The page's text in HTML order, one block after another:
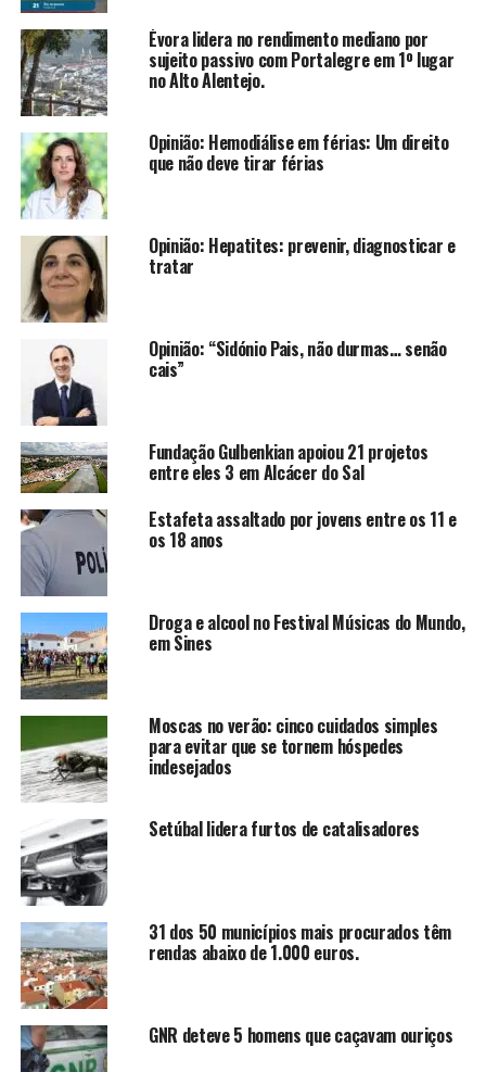
Évora lidera no rendimento mediano por
sujeito passivo com Portalegre em 1º lugar
no Alto Alentejo.
Opinião: Hemodiálise em férias: Um direito
que não deve tirar férias
Opinião: Hepatites: prevenir, diagnosticar e
tratar
Opinião: “Sidónio Pais, não durmas… senão
cais”
Fundação Gulbenkian apoiou 21 projetos
entre eles 3 em Alcácer do Sal
Estafeta assaltado por jovens entre os 11 e
os 18 anos
Droga e alcool no Festival Músicas do Mundo,
em Sines
Moscas no verão: cinco cuidados simples
para evitar que se tornem hóspedes
indesejados
Setúbal lidera furtos de catalisadores
31 dos 50 municípios mais procurados têm
rendas abaixo de 1.000 euros.
GNR deteve 5 homens que caçavam ouriços